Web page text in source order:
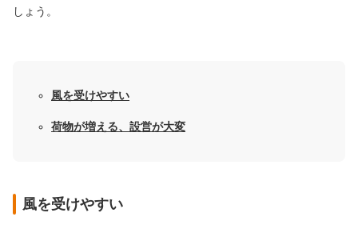
しょう。
風を受けやすい
荷物が増える、設営が大変
風を受けやすい